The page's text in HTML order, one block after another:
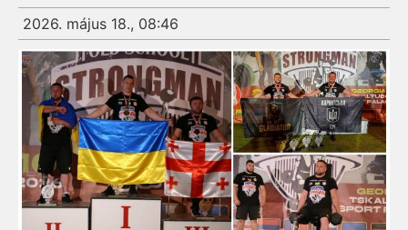
2026. május 18., 08:46